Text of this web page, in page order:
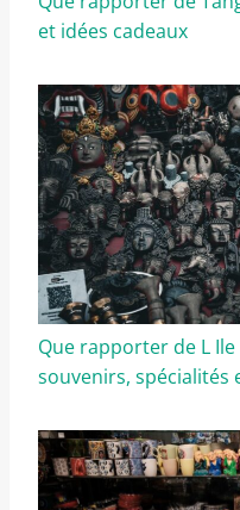
et idées cadeaux
Que rapporter de L Ile
souvenirs, spécialités